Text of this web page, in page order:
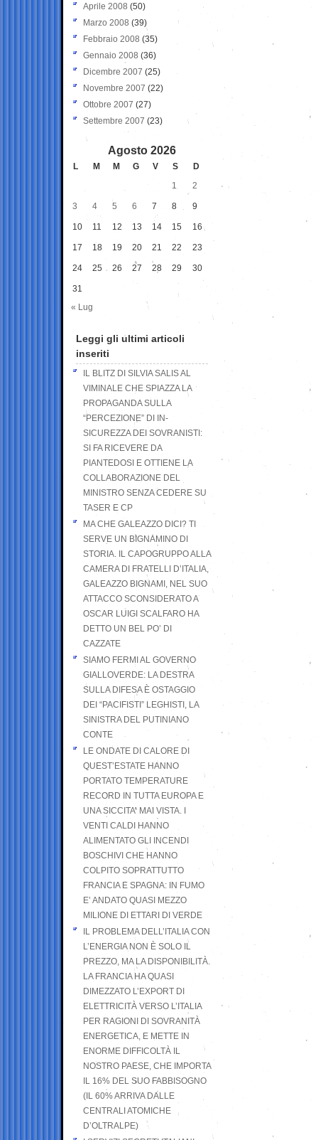
Aprile 2008 (50)
Marzo 2008 (39)
Febbraio 2008 (35)
Gennaio 2008 (36)
Dicembre 2007 (25)
Novembre 2007 (22)
Ottobre 2007 (27)
Settembre 2007 (23)
Agosto 2026
L M M G V S
D
1
2
3 4 5 6 7 8 9
10 11 12 13 14 15 16
17 18 19 20 21 22 23
24 25 26 27 28 29 30
31
« Lug
Leggi gli ultimi articoli
inseriti
IL BLITZ DI SILVIA SALIS AL
VIMINALE CHE SPIAZZA LA
PROPAGANDA SULLA
“PERCEZIONE” DI IN-
SICUREZZA DEI SOVRANISTI:
SI FA RICEVERE DA
PIANTEDOSI E OTTIENE LA
COLLABORAZIONE DEL
MINISTRO SENZA CEDERE SU
TASER E CP
MA CHE GALEAZZO DICI? TI
SERVE UN BIGNAMINO DI
STORIA. IL CAPOGRUPPO ALLA
CAMERA DI FRATELLI D’ITALIA,
GALEAZZO BIGNAMI, NEL SUO
ATTACCO SCONSIDERATO A
OSCAR LUIGI SCALFARO HA
DETTO UN BEL PO’ DI
CAZZATE
SIAMO FERMI AL GOVERNO
GIALLOVERDE: LA DESTRA
SULLA DIFESA È OSTAGGIO
DEI “PACIFISTI” LEGHISTI, LA
SINISTRA DEL PUTINIANO
CONTE
LE ONDATE DI CALORE DI
QUEST’ESTATE HANNO
PORTATO TEMPERATURE
RECORD IN TUTTA EUROPA E
UNA SICCITA’ MAI VISTA. I
VENTI CALDI HANNO
ALIMENTATO GLI INCENDI
BOSCHIVI CHE HANNO
COLPITO SOPRATTUTTO
FRANCIA E SPAGNA: IN FUMO
E’ ANDATO QUASI MEZZO
MILIONE DI ETTARI DI VERDE
IL PROBLEMA DELL’ITALIA CON
L’ENERGIA NON È SOLO IL
PREZZO, MA LA DISPONIBILITÀ.
LA FRANCIA HA QUASI
DIMEZZATO L’EXPORT DI
ELETTRICITÀ VERSO L’ITALIA
PER RAGIONI DI SOVRANITÀ
ENERGETICA, E METTE IN
ENORME DIFFICOLTÀ IL
NOSTRO PAESE, CHE IMPORTA
IL 16% DEL SUO FABBISOGNO
(IL 60% ARRIVA DALLE
CENTRALI ATOMICHE
D’OLTRALPE)